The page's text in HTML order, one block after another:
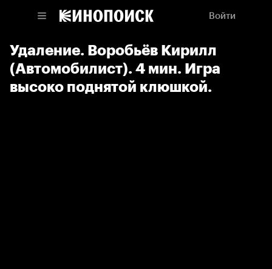
Войти
Удаление. Воробьёв Кирилл
(Автомобилист). 4 мин. Игра
высоко поднятой клюшкой.